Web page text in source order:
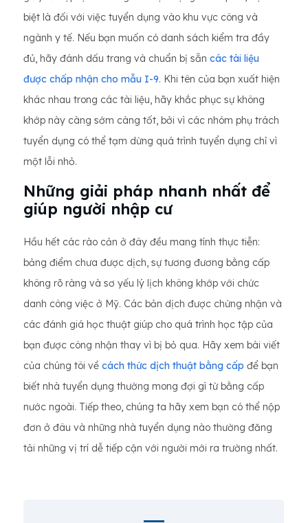
biệt là đối với việc tuyển dụng vào khu vực công và
ngành y tế. Nếu bạn muốn có danh sách kiểm tra đầy
đủ, hãy đánh dấu trang và chuẩn bị sẵn các tài liệu
được chấp nhận cho mẫu I-9. Khi tên của bạn xuất hiện
khác nhau trong các tài liệu, hãy khắc phục sự không
khớp này càng sớm càng tốt, bởi vì các nhóm phụ trách
tuyển dụng có thể tạm dừng quá trình tuyển dụng chỉ vì
một lỗi nhỏ.
Những giải pháp nhanh nhất để
giúp người nhập cư
Hầu hết các rào cản ở đây đều mang tính thực tiễn:
bảng điểm chưa được dịch, sự tương đương bằng cấp
không rõ ràng và sơ yếu lý lịch không khớp với chức
danh công việc ở Mỹ. Các bản dịch được chứng nhận và
các đánh giá học thuật giúp cho quá trình học tập của
bạn được công nhận thay vì bị bỏ qua. Hãy xem bài viết
của chúng tôi về cách thức dịch thuật bằng cấp để bạn
biết nhà tuyển dụng thường mong đợi gì từ bằng cấp
nước ngoài. Tiếp theo, chúng ta hãy xem bạn có thể nộp
đơn ở đâu và những nhà tuyển dụng nào thường đăng
tải những vị trí dễ tiếp cận với người mới ra trường nhất.